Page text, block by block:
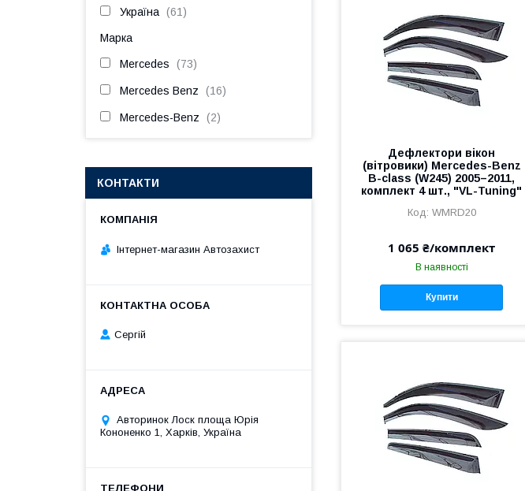
Дефлектори вікон
(вітровики) Mercedes-Benz
B-class (W245) 2005–2011,
комплект 4 шт., "VL-Tuning"
WMRD20
1 065 ₴/комплект
В наявності
Купити
Україна 61
Марка
Mercedes 73
Mercedes Benz 16
Mercedes-Benz 2
КОНТАКТИ
Інтернет-магазин Автозахист
Сергій
Авторинок Лоск площа Юрія
Кононенко 1, Харків, Україна